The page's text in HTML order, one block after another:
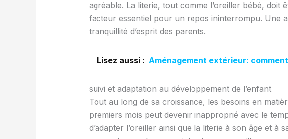
agréable. La literie, tout comme l’oreiller bébé, doit
facteur essentiel pour un repos ininterrompu. Une
tranquillité d’esprit des parents.
Lisez aussi : Aménagement extérieur:
suivi et adaptation au développement de l’enfant
Tout au long de sa croissance, les besoins en
premiers mois peut devenir inapproprié avec le
d’adapter l’oreiller ainsi que la literie à son âge et